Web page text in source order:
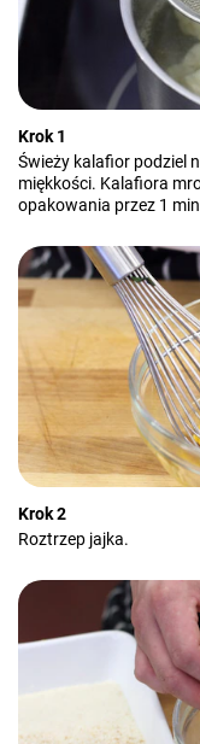
Krok 1
Świeży kalafior podziel
miękkości. Kalafiora
opakowania przez 1
Krok 2
Roztrzep jajka.